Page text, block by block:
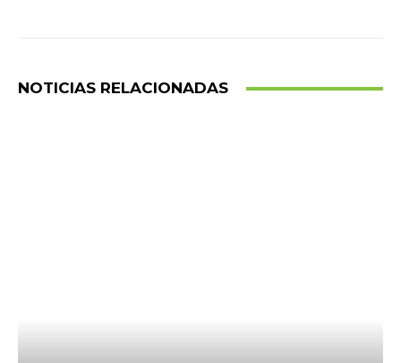
NOTICIAS RELACIONADAS